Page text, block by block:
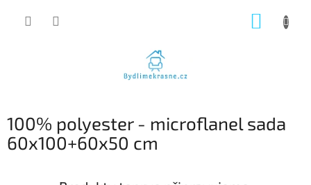
100% polyester - microflanel sada
60x100+60x50 cm